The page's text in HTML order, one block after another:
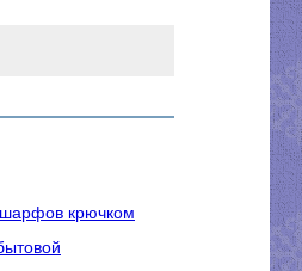
крючком